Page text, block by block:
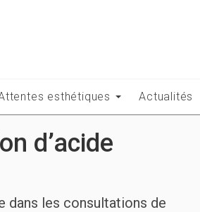
esthétiques Actualités
d’acide
dans les consultations de